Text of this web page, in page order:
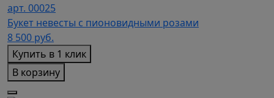
арт. 00025
Букет невесты с пионовидными розами
8 500 руб.
Купить в 1 клик
В корзину